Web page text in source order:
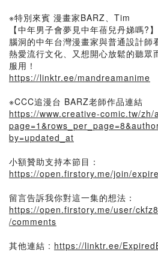
※特別來賓 漫畫家BARZ、Tim
【中年男子會夢見中年蓓兒丹娣嗎?
腦洞的中年台灣漫畫家與普通設計師
熱愛流行文化、又想開心放鬆的聽眾
服用！
https://linktr.ee/mandreamanime
※CCC追漫台 BARZ老師作品連結
https://www.creative-comic.tw/
by=updated_at
小額贊助支持本節目：
https://open.firstory.me/join/
留言告訴我你對這一集的想法：
https://open.firstory.me/user/
/comments
其他連結 : https://linktr.ee/